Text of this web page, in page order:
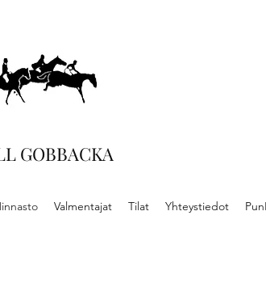
GOBBACKA
Valmentajat Tilat Yhteystiedot